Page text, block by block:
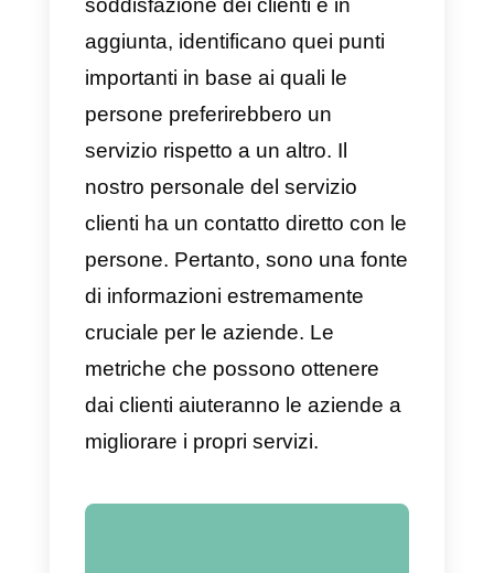
chiave e per agente
Queste metriche mostrano il
tempo medio che trascorre da
quando un cliente inizia una
conversazione (prima con il bot
e poi con un agente
momento in cui l’agente
reindirizza la chat al bot. Questo
grafico considera anche la parola
chiave del bot scelta dal cliente: